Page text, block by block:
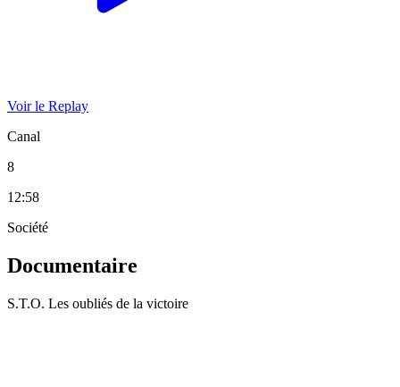
Voir le Replay
Canal
8
12:58
Société
Documentaire
S.T.O. Les oubliés de la victoire